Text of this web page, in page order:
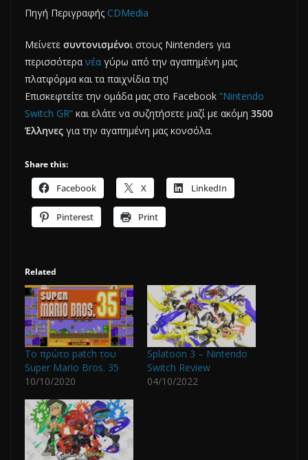
Πηγή Περιγραφής CDMedia
Μείνετε συντονισμένοι στους Nintenders για
περισσότερα νέα γύρω από την αγαπημένη μας
πλατφόρμα και τα παιχνίδια της!
Επισκεφτείτε την ομάδα μας στο Facebook ”Nintendo
Switch GR” και ελάτε να συζητήσετε μαζί με ακόμη 3500
Έλληνες για την αγαπημένη μας κονσόλα.
Share this:
Facebook X LinkedIn
Pinterest Print
Related
Το πρώτο patch του
Super Mario Bros. 35
10/10/2020
Splatoon 3 – Nintendo
Switch Review
04/10/2022